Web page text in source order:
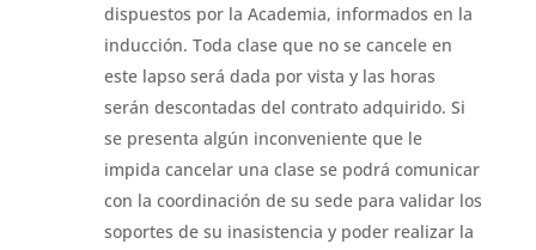
dispuestos por la Academia, informados en la
inducción. Toda clase que no se cancele en
este lapso será dada por vista y las horas
serán descontadas del contrato adquirido. Si
se presenta algún inconveniente que le
impida cancelar una clase se podrá comunicar
con la coordinación de su sede para validar los
soportes de su inasistencia y poder realizar la